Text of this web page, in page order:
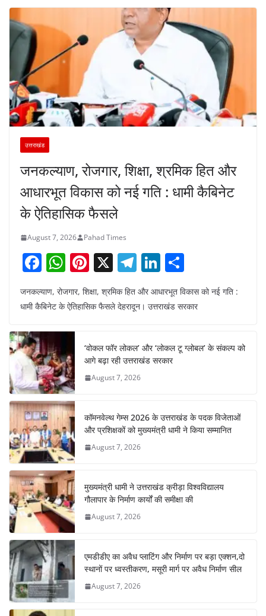
उत्तराखंड
जनकल्याण, रोजगार, शिक्षा, श्रमिक हित और
आधारभूत विकास को नई गति : धामी कैबिनेट
के ऐतिहासिक फैसले
August 7, 2026 Pahad Times
F
c
b
o
o
k
W
at
s
A
p
p
Pi
er
st
X T
el
e
a
m
Li
k
dI
n
h
ar
जनकल्याण, रोजगार, शिक्षा, श्रमिक हित और आधारभूत विकास को नई गति :
धामी कैबिनेट के ऐतिहासिक फैसले देहरादून। उत्तराखंड सरकार
‘वोकल फॉर लोकल’ और ‘लोकल टू ग्लोबल’ के संकल्प को
आगे बढ़ा रही उत्तराखंड सरकार
August 7, 2026
कॉमनवेल्थ गेम्स 2026 के उत्तराखंड के पदक विजेताओं
और प्रशिक्षकों को मुख्यमंत्री धामी ने किया सम्मानित
August 7, 2026
मुख्यमंत्री धामी ने उत्तराखंड क्रीड़ा विश्वविद्यालय
गौलापार के निर्माण कार्यों की समीक्षा की
August 7, 2026
एमडीडीए का अवैध प्लाटिंग और निर्माण पर बड़ा एक्शन,दो
स्थानों पर ध्वस्तीकरण, मसूरी मार्ग पर अवैध निर्माण सील
August 7, 2026